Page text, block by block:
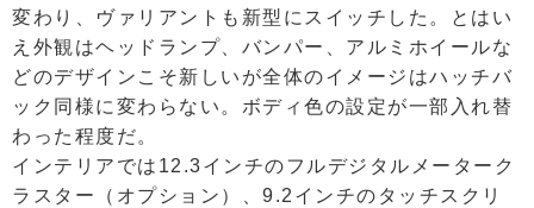
変わり、ヴァリアントも新型にスイッチした。とはい
え外観はヘッドランプ、バンパー、アルミホイールな
どのデザインこそ新しいが全体のイメージはハッチバ
ック同様に変わらない。ボディ色の設定が一部入れ替
わった程度だ。
インテリアでは12.3インチのフルデジタルメーターク
ラスター（オプション）、9.2インチのタッチスクリ